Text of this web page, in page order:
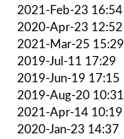
2021-Feb-23 16:54
2020-Apr-23 12:52
2021-Mar-25 15:29
2019-Jul-11 17:29
2019-Jun-19 17:15
2019-Aug-20 10:31
2021-Apr-14 10:19
2020-Jan-23 14:37